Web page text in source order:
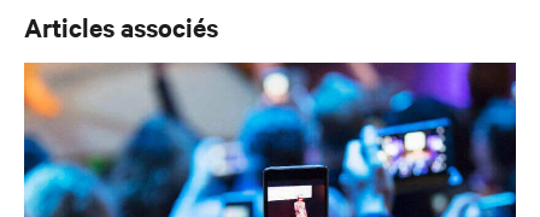
plus importants dans la gestion des ventes et des
ventes au Royaume-Uni. En 2011, Tony a rejoint
l’entreprise à la suite d’une acquisition. Il a occupé des
postes nationaux en Australie avant de rejoindre
l’équipe Asie en 2013 en tant que Directeur des comptes
cloud, colocation et internationaux.
Articles associés